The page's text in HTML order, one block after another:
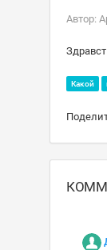
Автор:
Какой